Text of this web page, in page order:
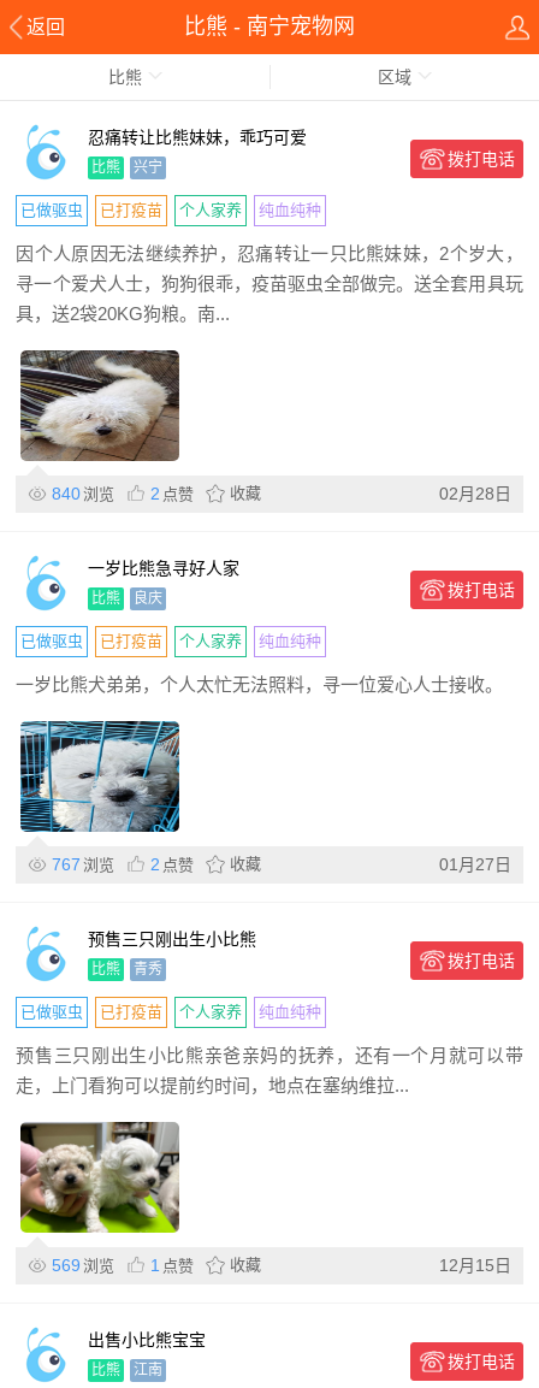
返回 比熊 - 南宁宠物网
比熊 区域
忍痛转让比熊妹妹，乖巧可爱
比熊 兴宁 拨打电话
已做驱虫 已打疫苗 个人家养 纯血纯种
因个人原因无法继续养护，忍痛转让一只比熊妹妹，2个岁大，
寻一个爱犬人士，狗狗很乖，疫苗驱虫全部做完。送全套用具玩
具，送2袋20KG狗粮。南...
840浏览 2 点赞 收藏 02月28日
一岁比熊急寻好人家
比熊 良庆 拨打电话
已做驱虫 已打疫苗 个人家养 纯血纯种
一岁比熊犬弟弟，个人太忙无法照料，寻一位爱心人士接收。
767 浏览 2 点赞 收藏 01月27日
预售三只刚出生小比熊
比熊 青秀 拨打电话
已做驱虫 已打疫苗 个人家养 纯血纯种
预售三只刚出生小比熊亲爸亲妈的抚养，还有一个月就可以带
走，上门看狗可以提前约时间，地点在塞纳维拉...
569 浏览 1 点赞 收藏 12月15日
出售小比熊宝宝
比熊 江南 拨打电话